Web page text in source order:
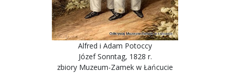
Alfred i Adam Potoccy
Józef Sonntag, 1828 r.
zbiory Muzeum-Zamek w Łańcucie